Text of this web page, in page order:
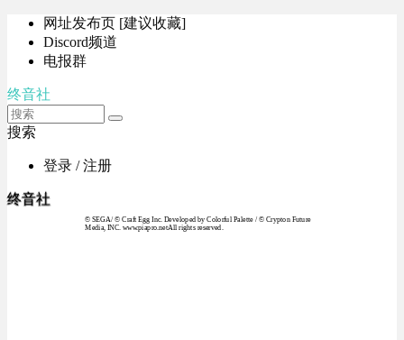
网址发布页 [建议收藏]
Discord频道
电报群
终音社
搜索
登录 / 注册
终音社
© SEGA / © Craft Egg Inc. Developed by Colorful Palette / © Crypton Future
Media, INC. www.piapro.netAll rights reserved.